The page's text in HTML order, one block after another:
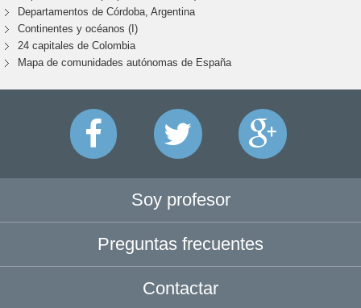
Departamentos de Córdoba, Argentina
Continentes y océanos (I)
24 capitales de Colombia
Mapa de comunidades autónomas de España
Soy profesor
Preguntas frecuentes
Contactar